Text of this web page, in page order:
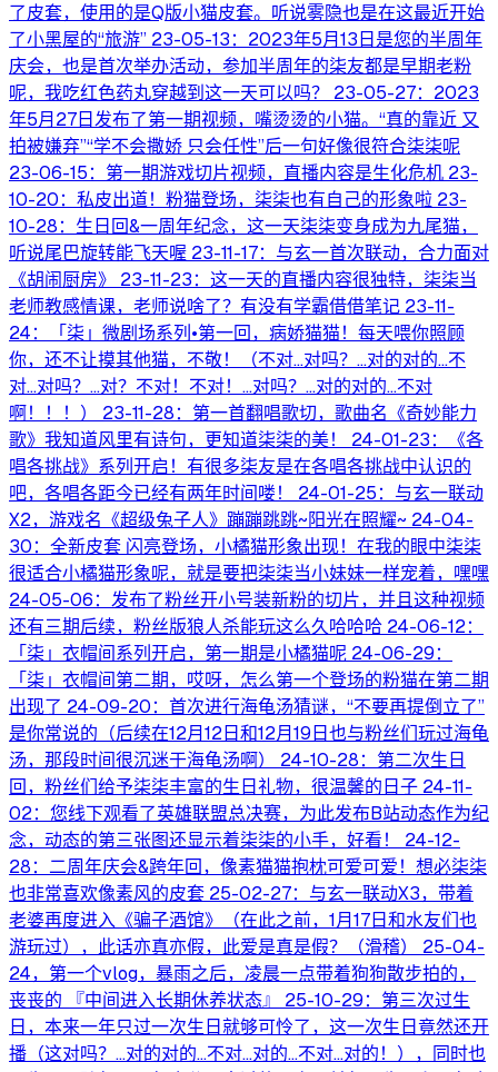
了皮套，使用的是Q版小猫皮套。听说雾隐也是在这最近开始
了小黑屋的“旅游” 23-05-13：2023年5月13日是您的半周年
庆会，也是首次举办活动，参加半周年的柒友都是早期老粉
呢，我吃红色药丸穿越到这一天可以吗？ 23-05-27：2023
年5月27日发布了第一期视频，嘴烫烫的小猫。“真的靠近 又
拍被嫌弃”“学不会撒娇 只会任性”后一句好像很符合柒柒呢
23-06-15：第一期游戏切片视频，直播内容是生化危机 23-
10-20：私皮出道！粉猫登场，柒柒也有自己的形象啦 23-
10-28：生日回&一周年纪念，这一天柒柒变身成为九尾猫，
听说尾巴旋转能飞天喔 23-11-17：与玄一首次联动，合力面对
《胡闹厨房》 23-11-23：这一天的直播内容很独特，柒柒当
老师教感情课，老师说啥了？有没有学霸借借笔记 23-11-
24：「柒」微剧场系列•第一回，病娇猫猫！每天喂你照顾
你，还不让摸其他猫，不敬！（不对...对吗？...对的对的...不
对...对吗？...对？不对！不对！...对吗？...对的对的...不对
啊！！！） 23-11-28：第一首翻唱歌切，歌曲名《奇妙能力
歌》我知道风里有诗句，更知道柒柒的美！ 24-01-23：《各
唱各挑战》系列开启！有很多柒友是在各唱各挑战中认识的
吧，各唱各距今已经有两年时间喽！ 24-01-25：与玄一联动
X2，游戏名《超级兔子人》蹦蹦跳跳~阳光在照耀~ 24-04-
30：全新皮套 闪亮登场，小橘猫形象出现！在我的眼中柒柒
很适合小橘猫形象呢，就是要把柒柒当小妹妹一样宠着，嘿嘿
24-05-06：发布了粉丝开小号装新粉的切片，并且这种视频
还有三期后续，粉丝版狼人杀能玩这么久哈哈哈 24-06-12：
「柒」衣帽间系列开启，第一期是小橘猫呢 24-06-29：
「柒」衣帽间第二期，哎呀，怎么第一个登场的粉猫在第二期
出现了 24-09-20：首次进行海龟汤猜谜，“不要再提倒立了”
是你常说的（后续在12月12日和12月19日也与粉丝们玩过海龟
汤，那段时间很沉迷于海龟汤啊） 24-10-28：第二次生日
回，粉丝们给予柒柒丰富的生日礼物，很温馨的日子 24-11-
02：您线下观看了英雄联盟总决赛，为此发布B站动态作为纪
念，动态的第三张图还显示着柒柒的小手，好看！ 24-12-
28：二周年庆会&跨年回，像素猫猫抱枕可爱可爱！想必柒柒
也非常喜欢像素风的皮套 25-02-27：与玄一联动X3，带着
老婆再度进入《骗子酒馆》（在此之前，1月17日和水友们也
游玩过），此话亦真亦假，此爱是真是假？（滑稽） 25-04-
24，第一个vlog，暴雨之后，凌晨一点带着狗狗散步拍的，
丧丧的 『中间进入长期休养状态』 25-10-29：第三次过生
日，本来一年只过一次生日就够可怜了，这一次生日竟然还开
播（这对吗？...对的对的...不对...对的...不对...对的！），同时也